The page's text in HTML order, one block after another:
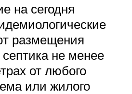
на сегодня
размещения
не менее
от любого
или жилого